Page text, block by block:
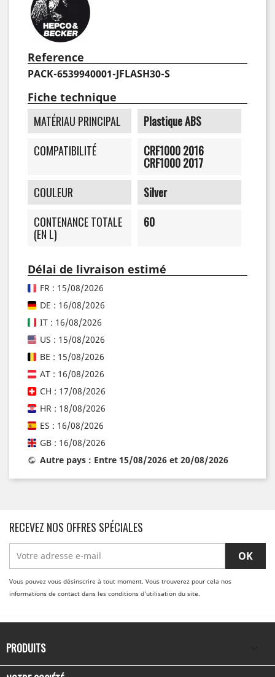
Reference
PACK-6539940001-JFLASH30-S
Fiche technique
MATÉRIAU PRINCIPAL
Plastique ABS
COMPATIBILITÉ
CRF1000 2016
CRF1000 2017
COULEUR
Silver
CONTENANCE TOTALE
(EN L)
60
Délai de livraison estimé
FR : 15/08/2026
DE : 16/08/2026
IT : 16/08/2026
US : 15/08/2026
BE : 15/08/2026
AT : 16/08/2026
CH : 17/08/2026
HR : 18/08/2026
ES : 16/08/2026
GB : 16/08/2026
Autre pays : Entre 15/08/2026 et 20/08/2026
RECEVEZ NOS OFFRES SPÉCIALES
Vous pouvez vous désinscrire à tout moment. Vous trouverez pour cela nos
informations de contact dans les conditions d'utilisation du site.
PRODUITS